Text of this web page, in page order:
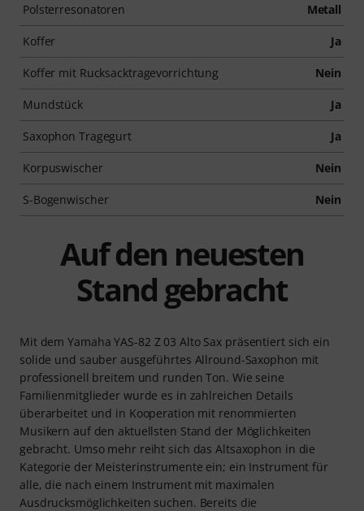
Polsterresonatoren Metall
Koffer Ja
Koffer mit Rucksacktragevorrichtung Nein
Mundstück Ja
Saxophon Tragegurt Ja
Korpuswischer Nein
S-Bogenwischer Nein
Auf den neuesten
Stand gebracht
Mit dem Yamaha YAS-82 Z 03 Alto Sax präsentiert sich ein
solide und sauber ausgeführtes Allround-Saxophon mit
professionell breitem und runden Ton. Wie seine
Familienmitglieder wurde es in zahlreichen Details
überarbeitet und in Kooperation mit renommierten
Musikern auf den aktuellsten Stand der Möglichkeiten
gebracht. Umso mehr reiht sich das Altsaxophon in die
Kategorie der Meisterinstrumente ein; ein Instrument für
alle, die nach einem Instrument mit maximalen
Ausdrucksmöglichkeiten suchen. Bereits die